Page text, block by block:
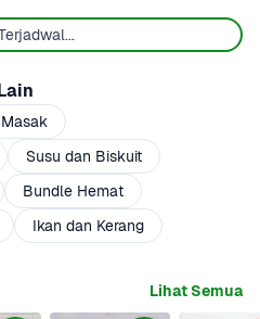
Susu dan Biskuit
Bundle Hemat
Ikan dan Kerang
Lihat Semua